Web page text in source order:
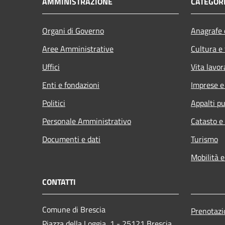
Organi di Governo
Aree Amministrative
Uffici
Enti e fondazioni
Politici
Personale Amministrativo
Documenti e dati
Cultura
Vita
Imprese
Appalti
Catasto
Turismo
Mobilità
CONTATTI
Comune di Brescia